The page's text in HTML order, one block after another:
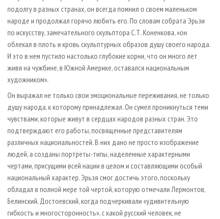
подолгу в разных странах, он всегда помнил о своем маленьком
народе и продолжал горячо любить его. По словам собрата Эрьзи
по искусству, замечательного скульптора С.Т. Коненкова, «он
облекал в плоть и кровь скульптурных образов душу своего народа.
И это в нем пустило настолько глубокие корни, что он много лет
живя на чужбине, в Южной Америке, оставался национальным
художником».
Он выражал не только свои эмоциональные переживания, не только
душу народа, к которому принадлежал. Он сумел проникнуться теми
чувствами, которые живут в сердцах народов разных стран. Это
подтверждают его работы, посвященные представителям
различных национальностей. В них дано не просто изображение
людей, а созданы портреты-типы, наделенные характерными
чертами, присущими всей нации в целом и составляющими особый
национальный характер. Эрьзя смог достичь этого, поскольку
обладал в полной мере той чертой, которую отмечали Лермонтов,
Белинский, Достоевский, когда подчеркивали «удивительную
гибкость и многосторонность», с какой русский человек, не